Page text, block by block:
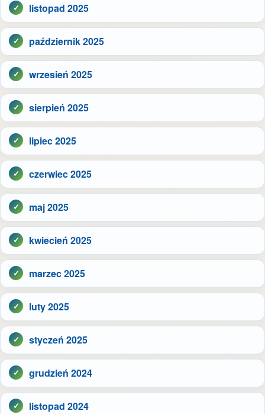
listopad 2025
październik 2025
wrzesień 2025
sierpień 2025
lipiec 2025
czerwiec 2025
maj 2025
kwiecień 2025
marzec 2025
luty 2025
styczeń 2025
grudzień 2024
listopad 2024